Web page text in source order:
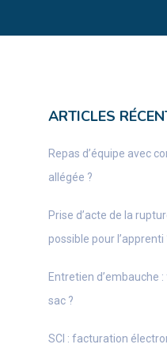
ARTICLES
Repas d’équipe avec
allégée ?
Prise d’acte de la
possible pour l’apprenti
Entretien d’embauche
sac ?
SCI : facturation